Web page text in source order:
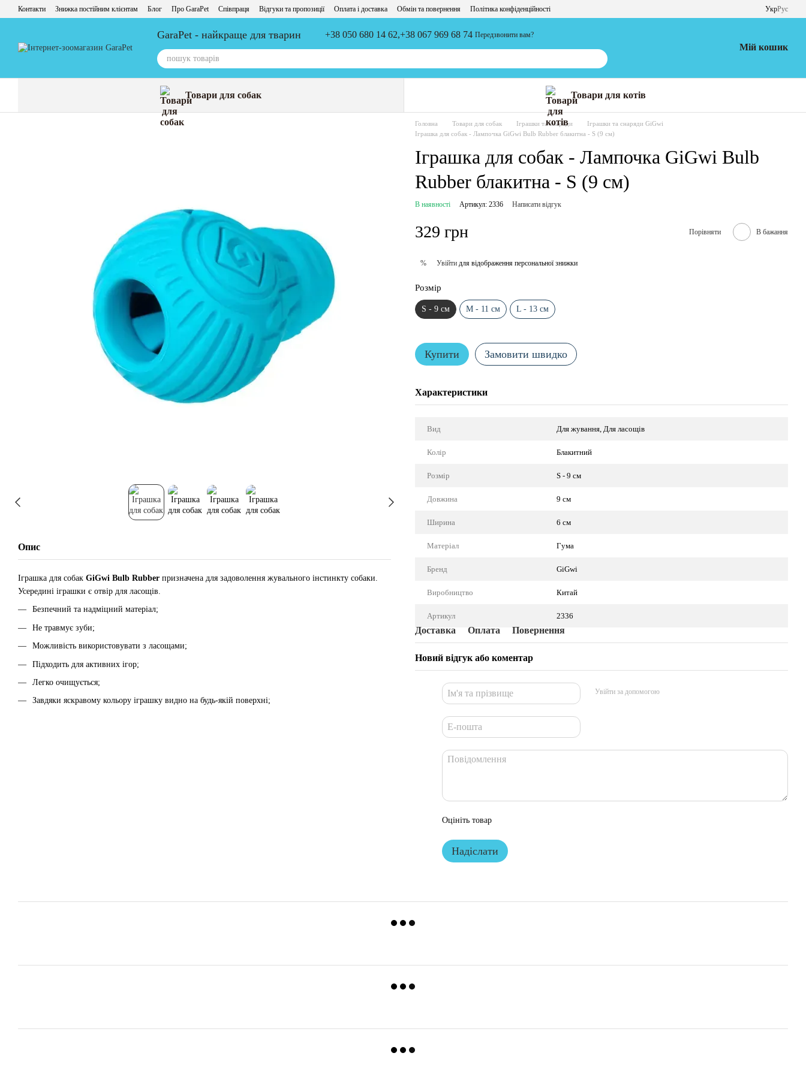
Перейти до основного контенту
Контакти Знижка постійним клієнтам Блог Про GaraPet Співпраця Відгуки та пропозиції Оплата і доставка Обмін та повернення Політика конфіденційності УкрРус
GaraPet - найкраще для тварин +38 050 680 14 62,+38 067 969 68 74 Передзвонити вам?
Мій кошик
Товари для собак Товари для котів
Опис
Іграшка для собак GiGwi Bulb Rubber призначена для задоволення жувального інстинкту собаки.
Усередині іграшки є отвір для ласощів.
Безпечний та надміцний матеріал;
Не травмує зуби;
Можливість використовувати з ласощами;
Підходить для активних ігор;
Легко очищується;
Завдяки яскравому кольору іграшку видно на будь-якій поверхні;
Головна Товари для собак Іграшки та снаряди
Іграшки та снаряди GiGwi
Іграшка для собак - Лампочка GiGwi Bulb Rubber блакитна - S (9 см)
Іграшка для собак - Лампочка GiGwi Bulb
Rubber блакитна - S (9 см)
В наявності Артикул: 2336 Написати відгук
329 грн Порівняти В бажання
% Увійти для відображення персональної знижки
Розмір
S - 9 см M - 11 см L - 13 см
Купити Замовити швидко
Характеристики
Вид Для жування, Для ласощів
Колір Блакитний
Розмір S - 9 см
Довжина 9 см
Ширина 6 см
Матеріал Гума
Бренд GiGwi
Виробництво Китай
Артикул 2336
Доставка Оплата Повернення
Новий відгук або коментар
Увійти за допомогою
Оцініть товар
Надіслати